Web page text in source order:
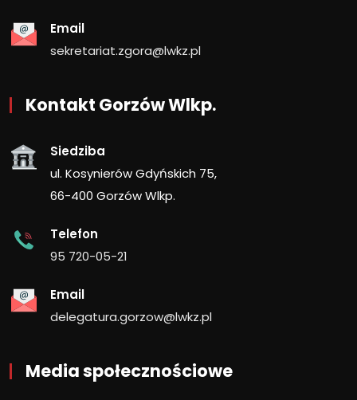
Email
sekretariat.zgora@lwkz.pl
Kontakt Gorzów Wlkp.
Siedziba
ul. Kosynierów Gdyńskich 75,
66-400 Gorzów Wlkp.
Telefon
95 720-05-21
Email
delegatura.gorzow@lwkz.pl
Media społecznościowe